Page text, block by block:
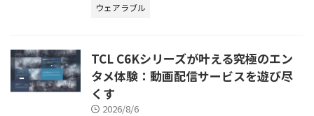
ウェアラブル
TCL C6Kシリーズが叶える究極のエン
タメ体験：動画配信サービスを遊び尽
くす
2026/8/6